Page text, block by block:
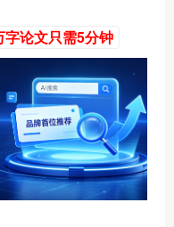
论文只需5分钟